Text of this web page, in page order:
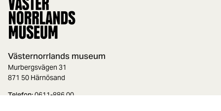
Västernorrlands museum
Murbergsvägen 31
871 50 Härnösand
Telefon:0611-886 00